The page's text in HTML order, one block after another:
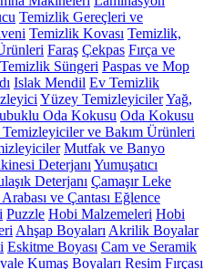
Temizlik Gereçleri ve
Temizlik Kovası Temizlik,
Faraş Çekpas Fırça ve
Temizlik Süngeri Paspas ve Mop
Islak Mendil Ev Temizlik
Yüzey TemizleyicilerYağ,
Oda Kokusu Oda Kokusu
Temizleyiciler ve Bakım Ürünleri
Mutfak ve Banyo
Deterjanı Yumuşatıcı
Deterjanı Çamaşır Leke
ve Çantası Eğlence
Puzzle Hobi Malzemeleri Hobi
Ahşap Boyaları Akrilik Boyalar
Eskitme Boyası Cam ve Seramik
Kumaş Boyaları Resim Fırçası